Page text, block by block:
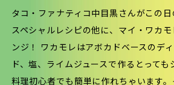
タコ・ファナティコ中目黒さんがこの
スペシャルレシピの他に、マイ・ ワカモ
ンジ！ ワカモレはアボカドベースのデ
ド、塩、ライムジュースで作るとって
料理初心者でも簡単に作れちゃいます